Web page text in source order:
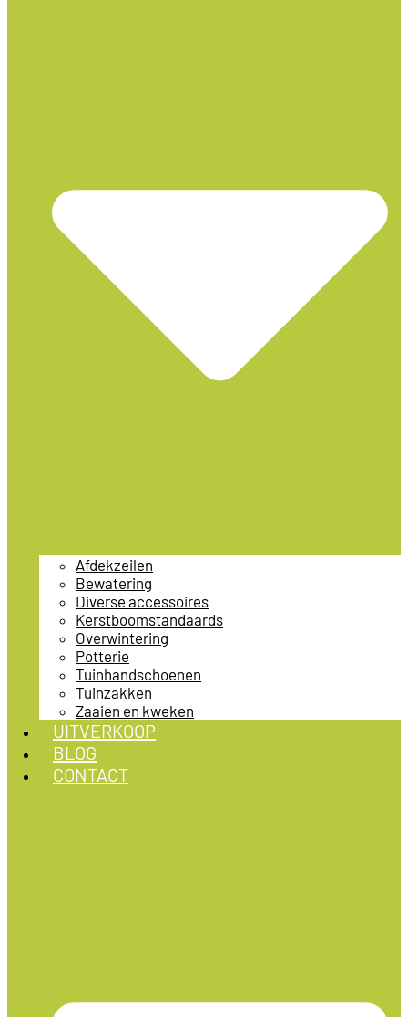
Afdekzeilen
Bewatering
Diverse accessoires
Kerstboomstandaards
Overwintering
Potterie
Tuinhandschoenen
Tuinzakken
Zaaien en kweken
UITVERKOOP
BLOG
CONTACT